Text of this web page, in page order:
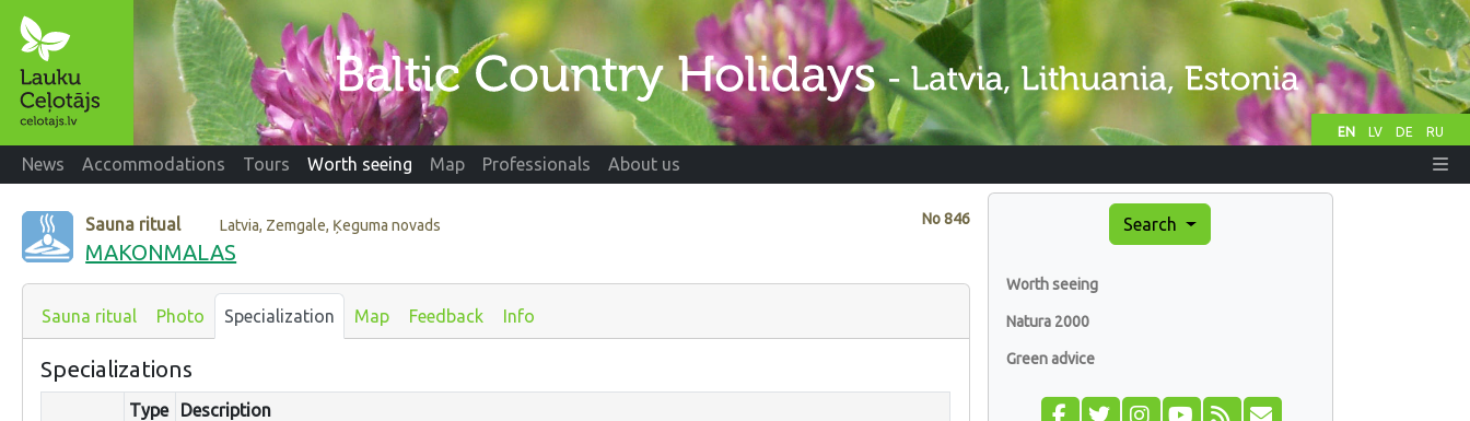
EN LV DE RU
News Accommodations Tours Worth seeing Map Professionals About us
No846
Sauna ritual Latvia, Zemgale, Ķeguma novads
MAKONMALAS
Sauna ritual Photo Specialization Map Feedback Info
Specializations
Type
Description
Search
Worth seeing
Natura 2000
Green advice